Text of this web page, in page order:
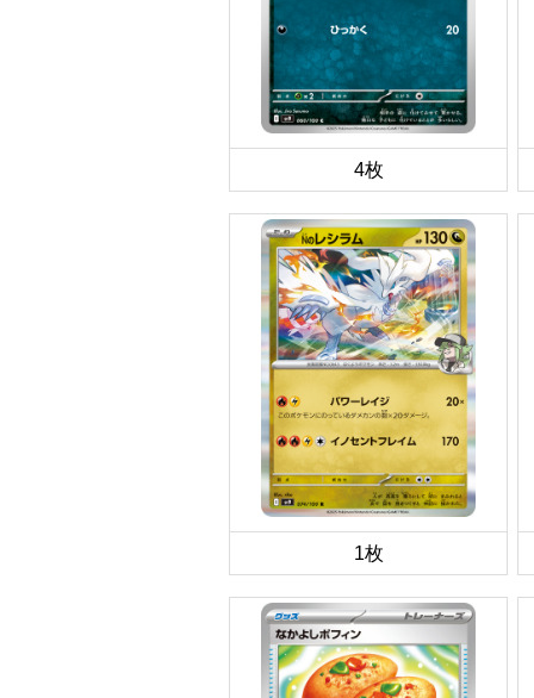
4枚
1枚